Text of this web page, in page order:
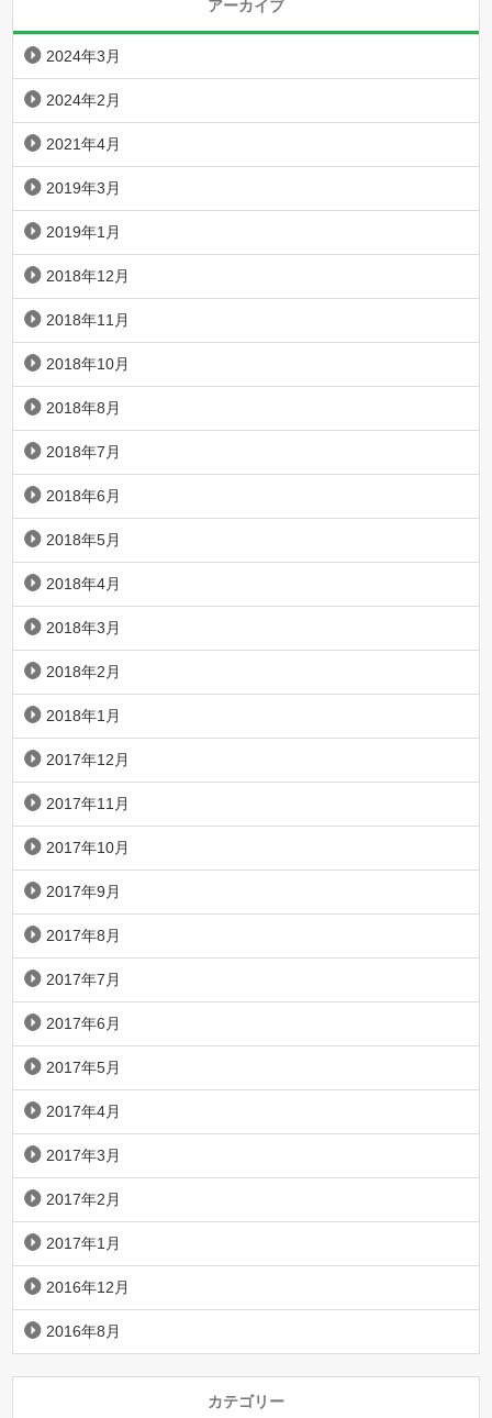
アーカイブ
2024年3月
2024年2月
2021年4月
2019年3月
2019年1月
2018年12月
2018年11月
2018年10月
2018年8月
2018年7月
2018年6月
2018年5月
2018年4月
2018年3月
2018年2月
2018年1月
2017年12月
2017年11月
2017年10月
2017年9月
2017年8月
2017年7月
2017年6月
2017年5月
2017年4月
2017年3月
2017年2月
2017年1月
2016年12月
2016年8月
カテゴリー